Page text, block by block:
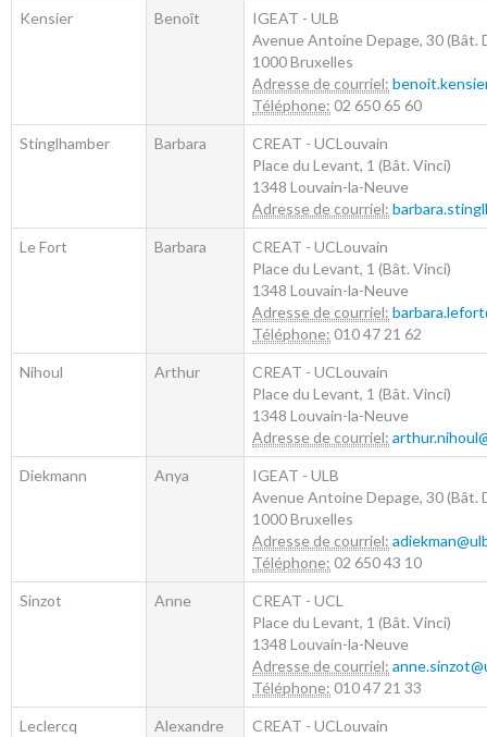
Kensier Benoît
IGEAT - ULB
Avenue Antoine Depage, 30 (Bât.
1000Bruxelles
Adresse de courriel:
Téléphone: 02 650 65 60
Stinglhamber Barbara
CREAT - UCLouvain
Place du Levant, 1 (Bât. Vinci)
1348 Louvain-la-Neuve
Adresse de courriel:
Le Fort Barbara
CREAT - UCLouvain
Place du Levant, 1 (Bât. Vinci)
1348 Louvain-la-Neuve
Adresse de courriel:
Téléphone: 010 47 21 62
Nihoul Arthur
CREAT - UCLouvain
Place du Levant, 1 (Bât. Vinci)
1348 Louvain-la-Neuve
Adresse de courriel:
Diekmann Anya
IGEAT - ULB
Avenue Antoine Depage, 30 (Bât.
1000Bruxelles
Adresse de courriel:
Téléphone: 02 650 43 10
Sinzot Anne
CREAT - UCL
Place du Levant, 1 (Bât. Vinci)
1348 Louvain-la-Neuve
Adresse de courriel:
Téléphone: 010 47 21 33
Leclercq Alexandre
CREAT - UCLouvain